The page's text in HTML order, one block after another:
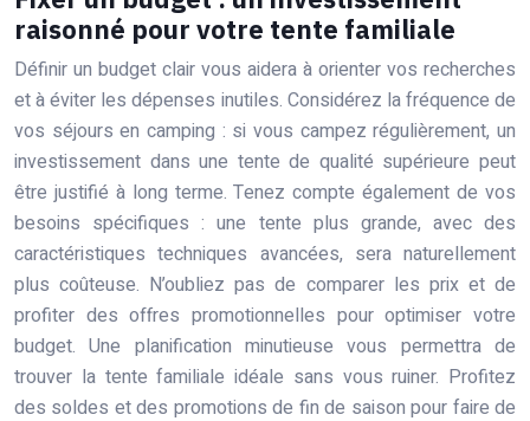
raisonné pour votre tente familiale
Définir un budget clair vous aidera à orienter vos recherches
et à éviter les dépenses inutiles. Considérez la fréquence de
vos séjours en camping : si vous campez régulièrement, un
investissement dans une tente de qualité supérieure peut
être justifié à long terme. Tenez compte également de vos
besoins spécifiques : une tente plus grande, avec des
caractéristiques techniques avancées, sera naturellement
plus coûteuse. N’oubliez pas de comparer les prix et de
profiter des offres promotionnelles pour optimiser votre
budget. Une planification minutieuse vous permettra de
trouver la tente familiale idéale sans vous ruiner. Profitez
des soldes et des promotions de fin de saison pour faire de